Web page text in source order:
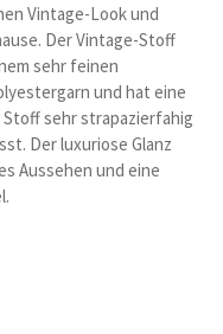
Vintage-Look und
Der Vintage-Stoff
sehr feinen
und hat eine
Stoff sehr strapazierfahig
Der luxuriose Glanz
Aussehen und eine